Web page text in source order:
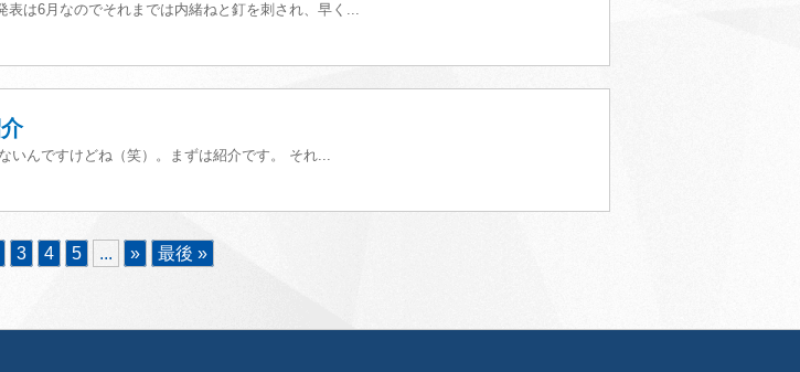
は6月なのでそれまでは内緒ねと釘を刺され、早く...
いんですけどね（笑）。まずは紹介です。 それ...
3 4 5 ... » 最後 »